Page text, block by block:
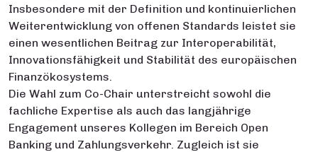
Insbesondere mit der Definition und kontinuierlichen
Weiterentwicklung von offenen Standards leistet sie
einen wesentlichen Beitrag zur Interoperabilität,
Innovationsfähigkeit und Stabilität des europäischen
Finanzökosystems.
Die Wahl zum Co-Chair unterstreicht sowohl die
fachliche Expertise als auch das langjährige
Engagement unseres Kollegen im Bereich Open
Banking und Zahlungsverkehr. Zugleich ist sie